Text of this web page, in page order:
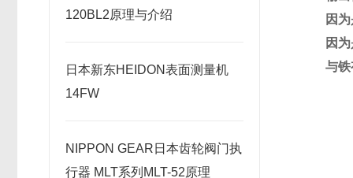
120BL2原理与介绍
日本新东HEIDON表面测量机
14FW
NIPPON GEAR日本齿轮阀门执
行器 MLT系列MLT-52原理
因
因
与